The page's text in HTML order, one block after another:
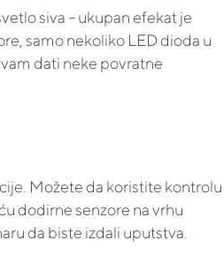
siva – ukupan efekat je
samo nekoliko LED dioda u
dati neke povratne
Možete da koristite kontrolu
dodirne senzore na vrhu
da biste izdali uputstva.